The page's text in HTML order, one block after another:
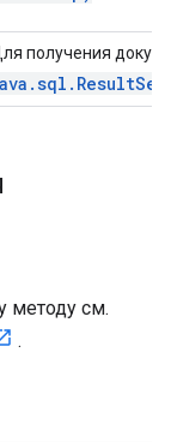
получения
методу см.
.